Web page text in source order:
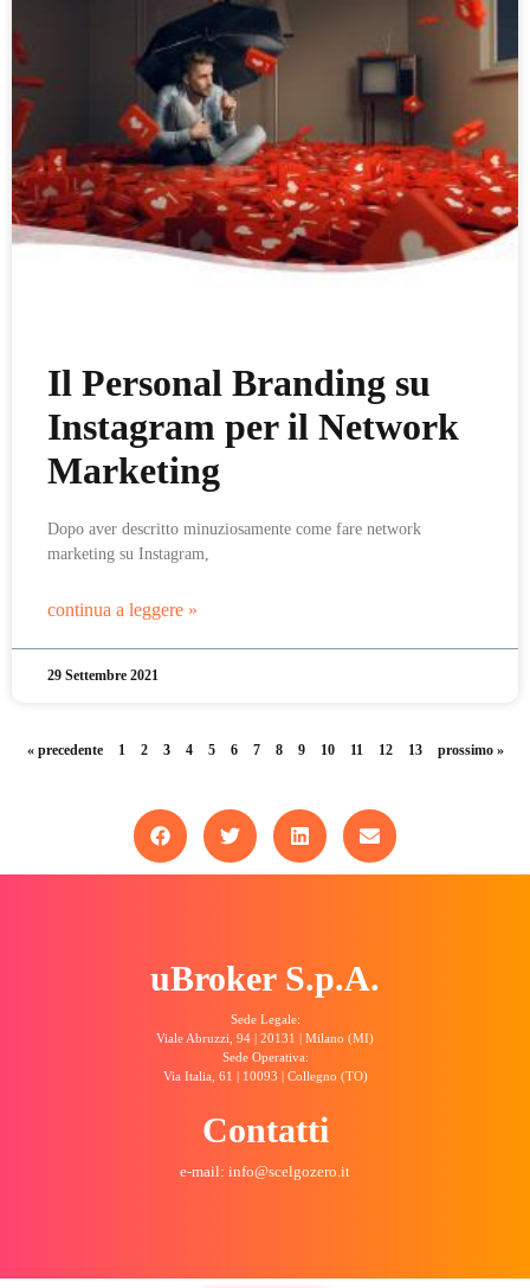
Il Personal Branding su
Instagram per il Network
Marketing
Dopo aver descritto minuziosamente come fare network
marketing su Instagram,
continua a leggere »
29 Settembre 2021
« precedente 1 2 3 4 5 6 7 8 9 10 11 12 13 prossimo »
uBroker S.p.A.
Sede Legale:
Viale Abruzzi, 94 | 20131 | Milano (MI)
Sede Operativa:
Via Italia, 61 | 10093 | Collegno (TO)
Contatti
e-mail: info@scelgozero.it